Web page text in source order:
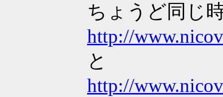
ちょうど同じ時
http://
と
http://